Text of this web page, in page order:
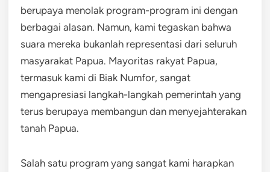
berupaya menolak program-program ini dengan
berbagai alasan. Namun, kami tegaskan bahwa
suara mereka bukanlah representasi dari seluruh
masyarakat Papua. Mayoritas rakyat Papua,
termasuk kami di Biak Numfor, sangat
mengapresiasi langkah-langkah pemerintah yang
terus berupaya membangun dan menyejahterakan
tanah Papua.
Salah satu program yang sangat kami harapkan